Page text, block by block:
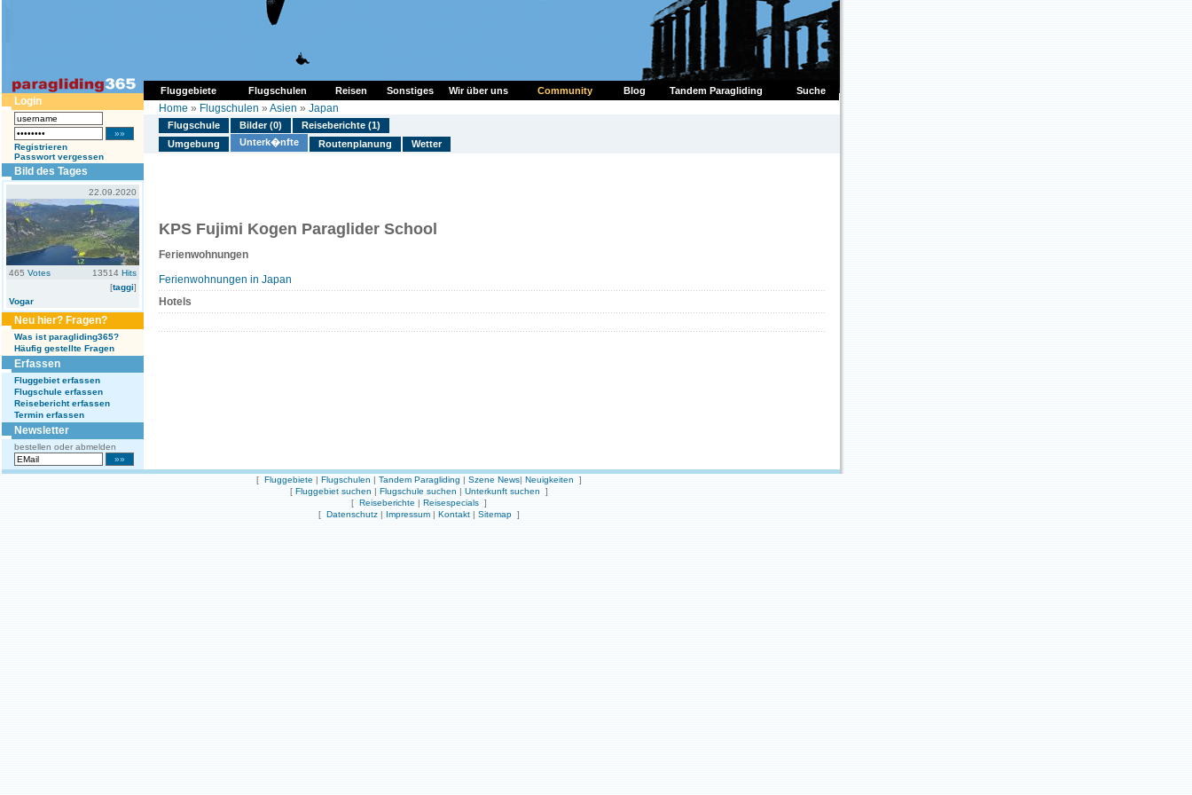
Fluggebiete Flugschulen Reisen Sonstiges Wir über uns Suche
Community Blog Tandem Paragliding
Login
Registrieren
Passwort vergessen
Bild des Tages
22.09.2020
465 Votes 13514 Hits
[taggi]
Vogar
Neu hier? Fragen?
Was ist paragliding365?
Häufig gestellte Fragen
Erfassen
Fluggebiet erfassen
Flugschule erfassen
Reisebericht erfassen
Termin erfassen
Newsletter
bestellen oder abmelden
Home » Flugschulen » Asien » Japan
Flugschule Bilder (0)
Reiseberichte (1)
Umgebung
Unterk�nfte Routenplanung Wetter
KPS Fujimi Kogen Paraglider School
Ferienwohnungen
Ferienwohnungen in Japan
Hotels
[ Fluggebiete | Flugschulen | Tandem Paragliding | Szene News| Neuigkeiten ]
[ Fluggebiet suchen | Flugschule suchen | Unterkunft suchen ]
[ Reiseberichte | Reisespecials ]
[ Datenschutz | Impressum | Kontakt | Sitemap ]